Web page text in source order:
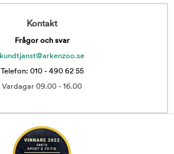
Kontakt
Frågor och svar
kundtjanst@arkenzoo.se
Telefon: 010 - 490 62 55
Vardagar 09.00 - 16.00